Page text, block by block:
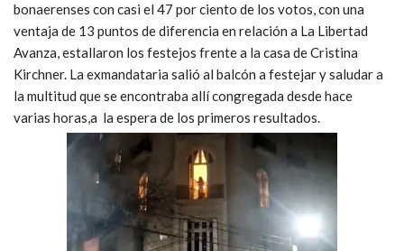
bonaerenses con casi el 47 por ciento de los votos, con una
ventaja de 13 puntos de diferencia en relación a La Libertad
Avanza, estallaron los festejos frente a la casa de Cristina
Kirchner. La exmandataria salió al balcón a festejar y saludar a
la multitud que se encontraba allí congregada desde hace
varias horas,a la espera de los primeros resultados.